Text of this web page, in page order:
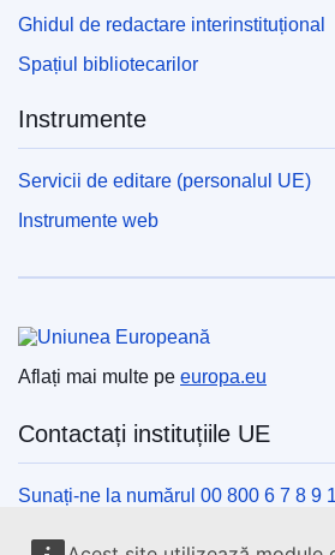
Ghidul de redactare interinstituțional
Spațiul bibliotecarilor
Instrumente
Servicii de editare (personalul UE)
Instrumente web
Uniunea Europeană
Aflați mai multe pe europa.eu
Contactați instituțiile UE
Sunați-ne la numărul 00 800 6 7 8 9
Utilizați alte opțiuni telefonice